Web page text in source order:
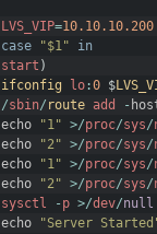
LVS_VIP=10.10.10.200
case
"$1"
in
start )
ifconfig
lo:0 $
/sbin/ route add -
echo
"1" >/proc/sys/
echo
"2" >/proc/sys/
echo
"1" >/proc/sys/
echo
"2" >/proc/sys/
sysctl
-p >/dev/null
echo
"Server